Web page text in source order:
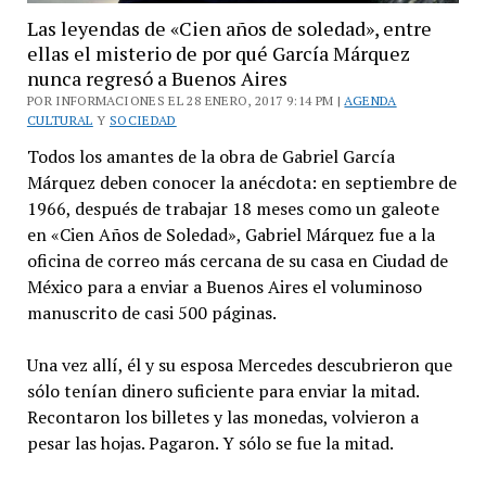
Las leyendas de «Cien años de soledad», entre
ellas el misterio de por qué García Márquez
nunca regresó a Buenos Aires
POR INFORMACIONES EL 28 ENERO, 2017 9:14 PM | AGENDA
CULTURAL Y SOCIEDAD
Todos los amantes de la obra de Gabriel García
Márquez deben conocer la anécdota: en septiembre de
1966, después de trabajar 18 meses como un galeote
en «Cien Años de Soledad», Gabriel Márquez fue a la
oficina de correo más cercana de su casa en Ciudad de
México para a enviar a Buenos Aires el voluminoso
manuscrito de casi 500 páginas.
Una vez allí, él y su esposa Mercedes descubrieron que
sólo tenían dinero suficiente para enviar la mitad.
Recontaron los billetes y las monedas, volvieron a
pesar las hojas. Pagaron. Y sólo se fue la mitad.